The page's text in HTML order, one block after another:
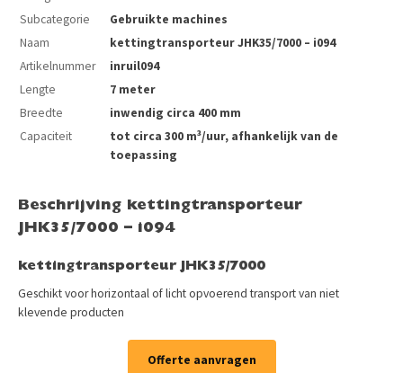
Subcategorie
Gebruikte machines
Naam
kettingtransporteur JHK35/7000 – i094
Artikelnummer
inruil094
Lengte
7 meter
Breedte
inwendig circa 400 mm
Capaciteit
tot circa 300 m³/uur, afhankelijk van de
toepassing
Beschrijving kettingtransporteur
JHK35/7000 – i094
kettingtransporteur JHK35/7000
Geschikt voor horizontaal of licht opvoerend transport van niet
klevende producten
Offerte aanvragen